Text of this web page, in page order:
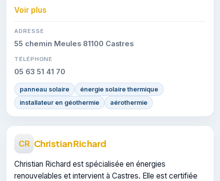
interventions réalisées.
Voir plus
ADRESSE
55 chemin Meules 81100 Castres
TÉLÉPHONE
05 63 51 41 70
panneau solaire
énergie solaire thermique
installateur en géothermie
aérothermie
CR Christian Richard
Christian Richard est spécialisée en énergies
renouvelables et intervient à Castres. Elle est certifiée